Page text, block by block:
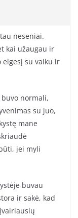
neseniai.
kai užaugau ir
elgesį su vaiku ir
normali,
su juo,
mane
jei myli
buvau
ir sakė, kad